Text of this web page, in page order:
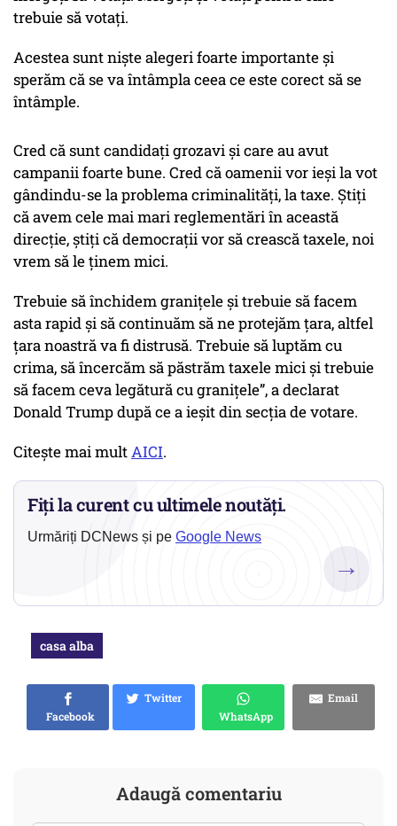
trebuie să votați.
Acestea sunt niște alegeri foarte importante și
sperăm că se va întâmpla ceea ce este corect să se
întâmple.
Cred că sunt candidați grozavi și care au avut
campanii foarte bune. Cred că oamenii vor ieși la vot
gândindu-se la problema criminalități, la taxe. Știți
că avem cele mai mari reglementări în această
direcție, știți că democrații vor să crească taxele, noi
vrem să le ținem mici.
Trebuie să închidem granițele și trebuie să facem
asta rapid și să continuăm să ne protejăm țara, altfel
țara noastră va fi distrusă. Trebuie să luptăm cu
crima, să încercăm să păstrăm taxele mici și trebuie
să facem ceva legătură cu granițele”, a declarat
Donald Trump după ce a ieșit din secția de votare.
Citește mai multAICI.
Fiți la curent cu ultimele noutăți.
Urmăriți DCNews și pe Google News
→
casa alba
Facebook
Twitter
WhatsApp
Email
Adaugă comentariu